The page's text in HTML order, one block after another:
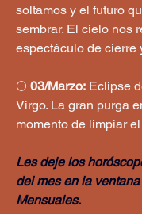
soltamos y el futuro
sembrar. El cielo nos
espectáculo de cierre
🌕 03/Marzo: Eclipse
Virgo. La gran purga
momento de limpiar
Les deje los
del mes en la
Mensuales.